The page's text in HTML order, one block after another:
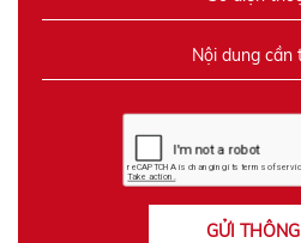
GỬI